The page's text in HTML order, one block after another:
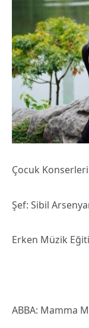
Çocuk
Şef: Sibil
Erken Müzik
ABBA: Mamma